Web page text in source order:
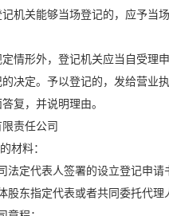
机关能够当场登记的，应予当
定情形外，登记机关应当自受理申
决定。予以登记的，发给营业
复，并说明理由。
限责任公司
材料：
法定代表人签署的设立登记申请
股东指定代表或者共同委托代理